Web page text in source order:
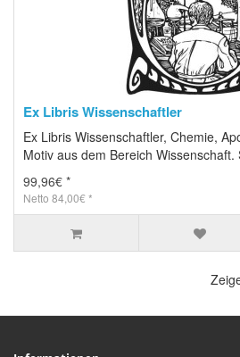
Ex Libris Wissenschaftler
Ex Libris Wissenschaftler, Chemie,
Motiv aus dem Bereich Wissenschaft.
99,96€ *
Netto 84,00€ *